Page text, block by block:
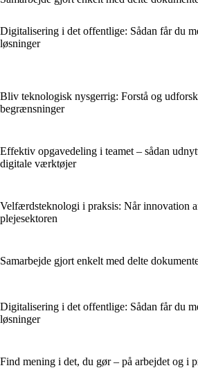
Digitalisering i det offentlige: Sådan får du
løsninger
Bliv teknologisk nysgerrig: Forstå og
begrænsninger
Effektiv opgavedeling i teamet – sådan
digitale værktøjer
Velfærdsteknologi i praksis: Når innovation
plejesektoren
Samarbejde gjort enkelt med delte
Digitalisering i det offentlige: Sådan får du
løsninger
Find mening i det, du gør – på arbejdet og i